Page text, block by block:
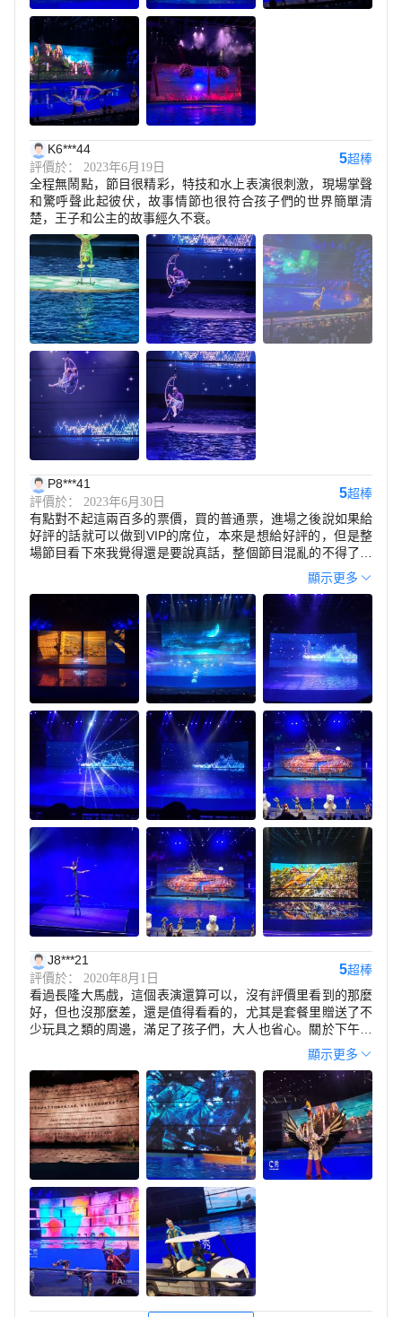
K6***44
評價於： 2023年6月19日
5超棒
全程無鬧點，節目很精彩，特技和水上表演很刺激，現場掌聲
和驚呼聲此起彼伏，故事情節也很符合孩子們的世界簡單清
楚，王子和公主的故事經久不衰。
P8***41
評價於： 2023年6月30日
5超棒
有點對不起這兩百多的票價，買的普通票，進場之後說如果給
好評的話就可以做到VIP的席位，本來是想給好評的，但是整
場節目看下來我覺得還是要說真話，整個節目混亂的不得了，
一會美人魚和王子一會大魔王，一會兒又是大轉盤，整個一個
雜技大雜燴，演員們都很賣力的在表演，這點是要給滿分的，
但是希望節目能重新編排一下，不然真的沒法看了，好評是給
演員賣力表演的
顯示更多
J8***21
評價於： 2020年8月1日
5超棒
看過長隆大馬戲，這個表演還算可以，沒有評價里看到的那麼
好，但也沒那麼差，還是值得看看的，尤其是套餐里贈送了不
少玩具之類的周邊，滿足了孩子們，大人也省心。關於下午場
和晚上表演是一樣的，區別是下午場，旁邊的窗戶雖然用黑布
遮住了但還是會透些光進來，所以燈光效果晚上還是會更好。
顯示更多